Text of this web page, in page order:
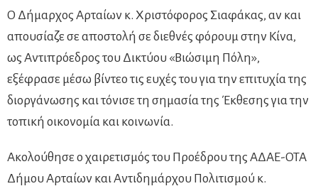
Ο Δήμαρχος Αρταίων κ. Χριστόφορος Σιαφάκας, αν και
απουσίαζε σε αποστολή σε διεθνές φόρουμ στην Κίνα,
ως Αντιπρόεδρος του Δικτύου «Βιώσιμη Πόλη»,
εξέφρασε μέσω βίντεο τις ευχές του για την επιτυχία της
διοργάνωσης και τόνισε τη σημασία της Έκθεσης για την
τοπική οικονομία και κοινωνία.
Ακολούθησε ο χαιρετισμός του Προέδρου της ΑΔΑΕ-ΟΤΑ
Δήμου Αρταίων και Αντιδημάρχου Πολιτισμού κ.